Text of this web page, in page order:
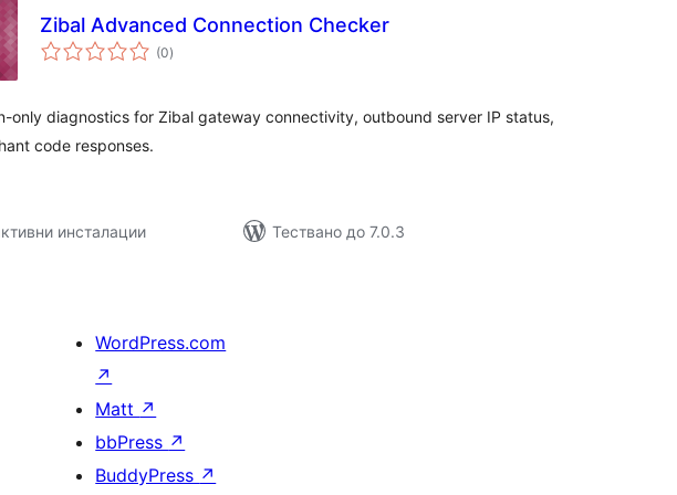
Zibal Advanced Connection Checker
(0общо
оценки
)
only diagnostics for Zibal gateway connectivity, outbound server IP status,
code responses.
инсталации
Тествано до 7.0.3
WordPress.com
↗
Matt ↗
bbPress ↗
BuddyPress ↗